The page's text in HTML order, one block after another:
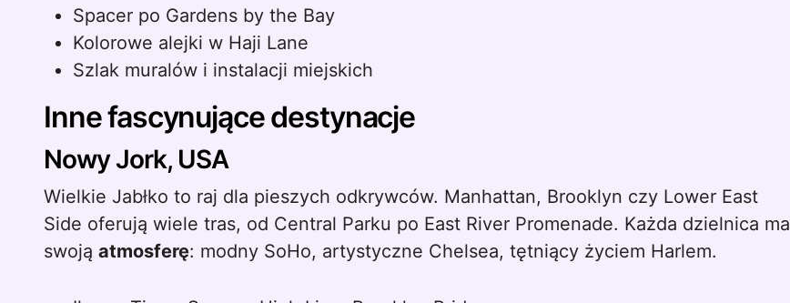
Spacer po Gardens by the Bay
Kolorowe alejki w Haji Lane
Szlak muralów i instalacji miejskich
Inne fascynujące destynacje
Nowy Jork, USA
Wielkie Jabłko to raj dla pieszych odkrywców. Manhattan, Brooklyn czy Lower East
Side oferują wiele tras, od Central Parku po East River Promenade. Każda dzielnica ma
swoją atmosferę: modny SoHo, artystyczne Chelsea, tętniący życiem Harlem.